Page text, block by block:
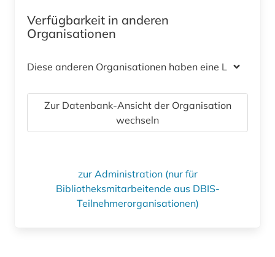
Verfügbarkeit in anderen
Organisationen
Diese anderen Organisationen haben eine Lizenz
Zur Datenbank-Ansicht der Organisation
wechseln
zur Administration (nur für
Bibliotheksmitarbeitende aus DBIS-
Teilnehmerorganisationen)